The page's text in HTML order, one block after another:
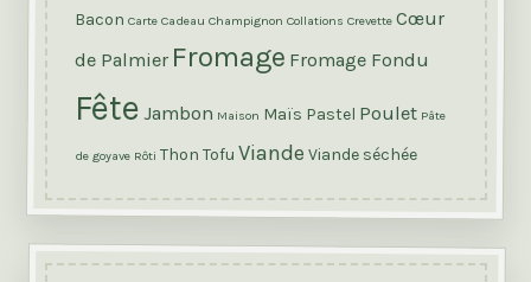
Bacon Carte Cadeau Champignon Collations Crevette Cœur
de Palmier Fromage Fromage Fondu
Fête Jambon Maison Maïs Pastel Poulet Pâte
de goyave Rôti Thon Tofu Viande Viande séchée